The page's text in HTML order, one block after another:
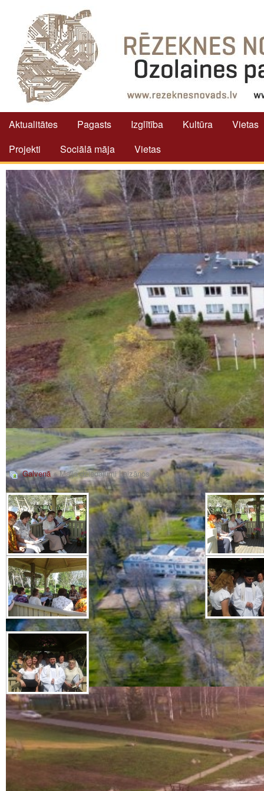
Aktualitātes Pagasts Izglītība Kultūra
Vietas
Projekti
Sociālā māja Vietas
Galvenā» Maija dziedājumi Laizānos